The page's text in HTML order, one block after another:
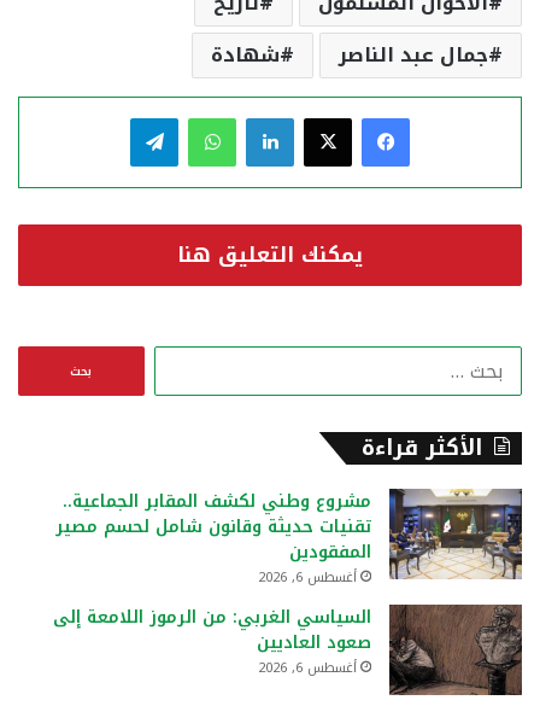
جمال عبد الناصر
شهادة
فيسبوك لينكدإن واتساب
يمكنك التعليق هنا
ن
الأكثر قراءة
مشروع وطني لكشف المقابر الجماعية..
تقنيات حديثة وقانون شامل لحسم مصير
المفقودين
أغسطس 6, 2026
السياسي الغربي: من الرموز اللامعة إلى
صعود العاديين
أغسطس 6, 2026